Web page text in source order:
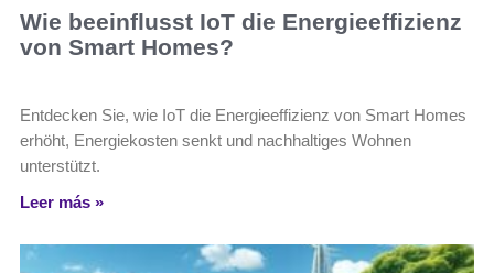
Wie beeinflusst IoT die Energieeffizienz
von Smart Homes?
Entdecken Sie, wie IoT die Energieeffizienz von Smart Homes
erhöht, Energiekosten senkt und nachhaltiges Wohnen
unterstützt.
Leer más »